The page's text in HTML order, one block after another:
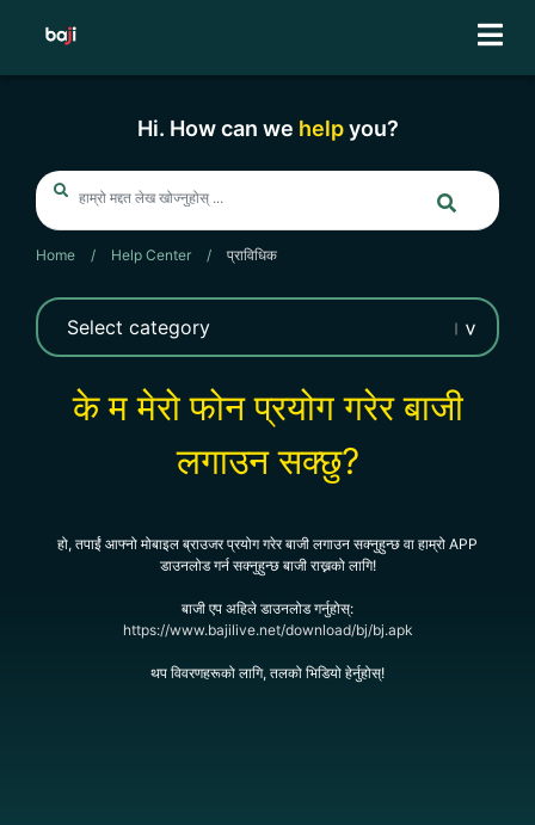
Hi. How can we helpyou?
Home / Help Center / प्राविधिक
के म मेरो फोन प्रयोग गरेर बाजी
लगाउन सक्छु?
हो, तपाईं आफ्नो मोबाइल ब्राउजर प्रयोग गरेर बाजी लगाउन सक्नुहुन्छ वा हाम्रो APP
डाउनलोड गर्न सक्नुहुन्छ बाजी राख्नको लागि!
बाजी एप अहिले डाउनलोड गर्नुहोस्:
https://www.bajilive.net/download/bj/bj.apk
थप विवरणहरूको लागि, तलको भिडियो हेर्नुहोस्!